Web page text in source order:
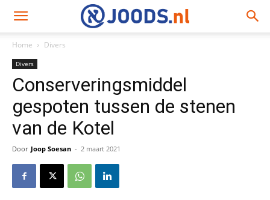
Home Divers
Divers
Conserveringsmiddel
gespoten tussen de stenen
van de Kotel
Door Joop Soesan - 2 maart 2021